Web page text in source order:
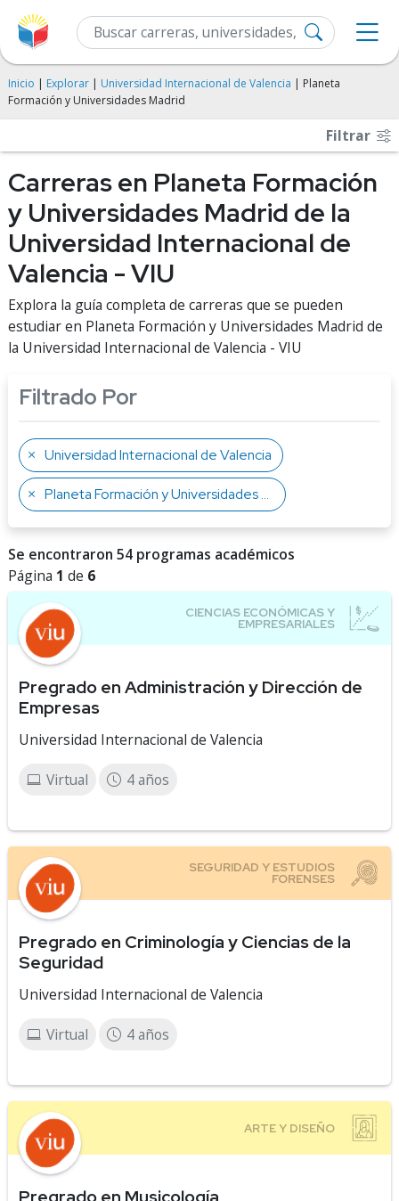
Inicio | Explorar | Universidad Internacional de Valencia | Planeta
Formación y Universidades Madrid
Filtrar
Carreras en Planeta Formación
y Universidades Madrid de la
Universidad Internacional de
Valencia - VIU
Explora la guía completa de carreras que se pueden
estudiar en Planeta Formación y Universidades Madrid de
la Universidad Internacional de Valencia - VIU
Filtrado Por
Universidad Internacional de Valencia
Planeta Formación y Universidades Madrid
Se encontraron 54 programas académicos
Página 1 de 6
Pregrado en Administración y Dirección de
Empresas
Universidad Internacional de Valencia
Virtual 4 años
Pregrado en Criminología y Ciencias de la
Seguridad
Universidad Internacional de Valencia
Virtual 4 años